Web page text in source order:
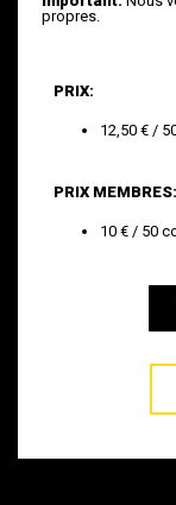
propres.
PRIX:
12,50 € /
PRIX MEMBRES:
10 € / 50